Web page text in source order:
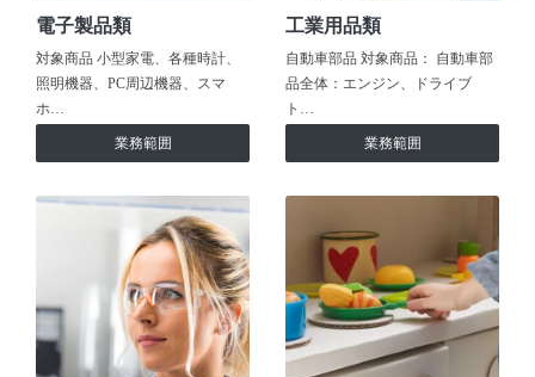
電子製品類
対象商品 小型家電、各種時計、
照明機器、PC周辺機器、スマ
ホ…
業務範囲
工業用品類
自動車部品 対象商品： 自動車部
品全体：エンジン、ドライブ
ト…
業務範囲